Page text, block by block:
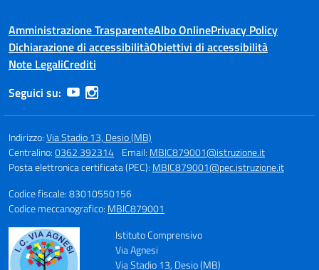
Amministrazione TrasparenteAlbo OnlinePrivacy Policy
Dichiarazione di accessibilitàObiettivi di accessibilità
Note LegaliCrediti
Seguici su:
Indirizzo:Via Stadio 13, Desio (MB)
Centralino:0362 392314 Email: MBIC879001@istruzione.it
Posta elettronica certificata (PEC): MBIC879001@pec.istruzione.it
Codice fiscale: 83010550156
Codice meccanografico: MBIC879001
Istituto Comprensivo
Via Agnesi
Via Stadio 13, Desio (MB)